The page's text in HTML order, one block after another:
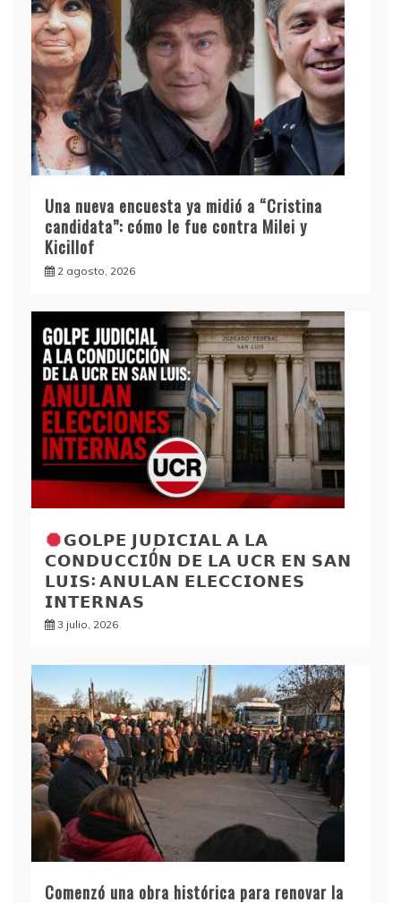
Una nueva encuesta ya midió a “Cristina
candidata”: cómo le fue contra Milei y
Kicillof
2 agosto, 2026
𝗚𝗢𝗟𝗣𝗘 𝗝𝗨𝗗𝗜𝗖𝗜𝗔𝗟 𝗔 𝗟𝗔
𝗖𝗢𝗡𝗗𝗨𝗖𝗖𝗜Ó𝗡 𝗗𝗘 𝗟𝗔 𝗨𝗖𝗥 𝗘𝗡 𝗦𝗔𝗡
𝗟𝗨𝗜𝗦: 𝗔𝗡𝗨𝗟𝗔𝗡 𝗘𝗟𝗘𝗖𝗖𝗜𝗢𝗡𝗘𝗦
𝗜𝗡𝗧𝗘𝗥𝗡𝗔𝗦
3 julio, 2026
Comenzó una obra histórica para renovar la